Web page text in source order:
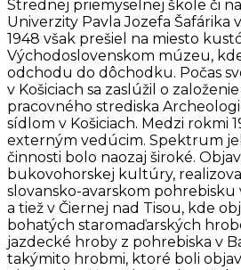
Strednej priemyselnej škole či
Univerzity Pavla Jozefa Šafárika
1948 však prešiel na miesto
Východoslovenskom múzeu,
odchodu do dôchodku. Počas
v Košiciach sa zaslúžil o
pracovného strediska
sídlom v Košiciach. Medzi rokmi
externým vedúcim. Spektrum
činnosti bolo naozaj široké.
bukovohorskej kultúry,
slovansko-avarskom pohrebisku
a tiež v Čiernej nad Tisou, kde
bohatých staromaďarských
jazdecké hroby z pohrebiska v
takýmito hrobmi, ktoré boli